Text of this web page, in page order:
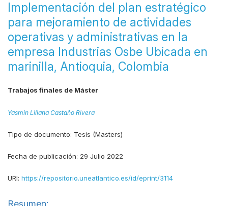
Implementación del plan estratégico
para mejoramiento de actividades
operativas y administrativas en la
empresa Industrias Osbe Ubicada en
marinilla, Antioquia, Colombia
Trabajos finales de Máster
Yasmin Liliana Castaño Rivera
Tipo de documento: Tesis (Masters)
Fecha de publicación: 29 Julio 2022
URI: https://repositorio.uneatlantico.es/id/eprint/3114
Resumen: